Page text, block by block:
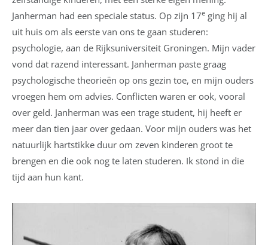
Janherman had een speciale status. Op zijn 17e ging hij al
uit huis om als eerste van ons te gaan studeren:
psychologie, aan de Rijksuniversiteit Groningen. Mijn vader
vond dat razend interessant. Janherman paste graag
psychologische theorieën op ons gezin toe, en mijn ouders
vroegen hem om advies. Conflicten waren er ook, vooral
over geld. Janherman was een trage student, hij heeft er
meer dan tien jaar over gedaan. Voor mijn ouders was het
natuurlijk hartstikke duur om zeven kinderen groot te
brengen en die ook nog te laten studeren. Ik stond in die
tijd aan hun kant.